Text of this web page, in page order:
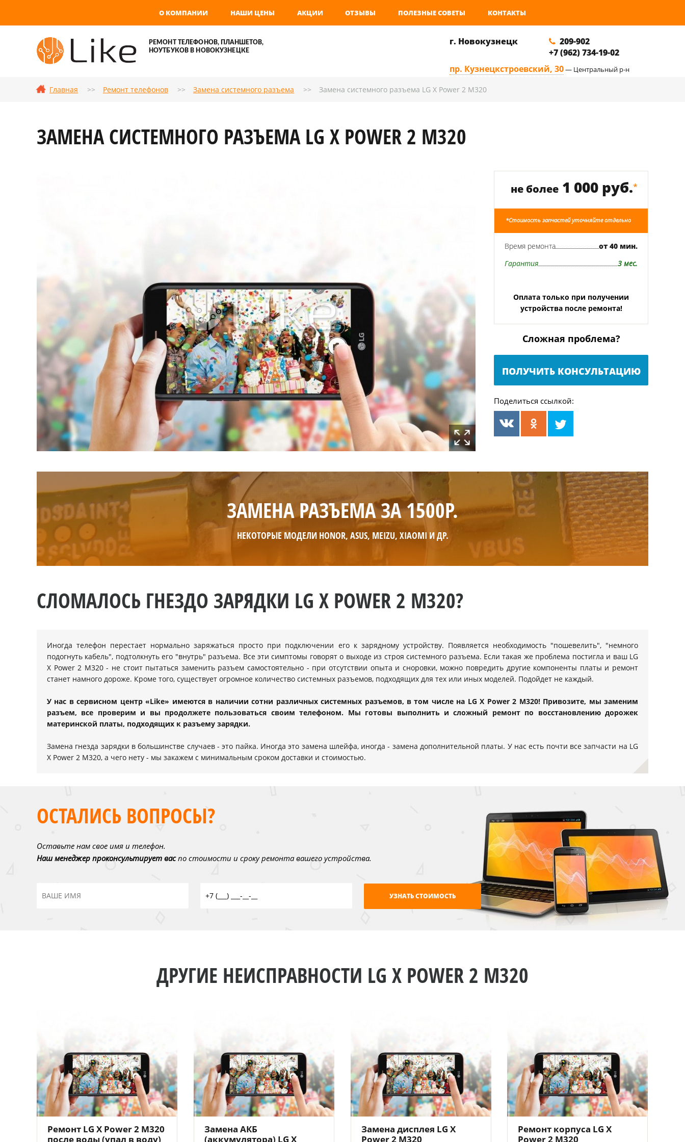
О КОМПАНИИ НАШИ ЦЕНЫ АКЦИИ ОТЗЫВЫ ПОЛЕЗНЫЕ СОВЕТЫ КОНТАКТЫ
РЕМОНТ ТЕЛЕФОНОВ, ПЛАНШЕТОВ,
НОУТБУКОВ В НОВОКУЗНЕЦКЕ
г. Новокузнецк
209-902
+7 (962) 734-19-02
пр. Кузнецкстроевский, 30— Центральный р-н
Главная Ремонт телефонов Замена системного разъема Замена системного разъема LG X Power 2 M320
ЗАМЕНА СИСТЕМНОГО РАЗЪЕМА LG X POWER 2 M320
не более 1 000 руб.*
*Стоимость запчастей уточняйте отдельно
Время ремонта
от 40 мин.
Гарантия
3 мес.
Оплата только при получении
устройства после ремонта!
Сложная проблема?
ПОЛУЧИТЬ КОНСУЛЬТАЦИЮ
Поделиться ссылкой:
ЗАМЕНА РАЗЪЕМА ЗА 1500Р.
НЕКОТОРЫЕ МОДЕЛИ HONOR, ASUS, MEIZU, XIAOMI И ДР.
СЛОМАЛОСЬ ГНЕЗДО ЗАРЯДКИ LG X POWER 2 M320?
Иногда телефон перестает нормально заряжаться просто при подключении его к зарядному устройству. Появляется необходимость "пошевелить", "немного
подогнуть кабель", подтолкнуть его "внутрь" разъема. Все эти симптомы говорят о выходе из строя системного разъема. Если такая же проблема постигла и ваш LG
X Power 2 M320 - не стоит пытаться заменить разъем самостоятельно - при отсутствии опыта и сноровки, можно повредить другие компоненты платы и ремонт
станет намного дороже. Кроме того, существует огромное количество системных разъемов, подходящих для тех или иных моделей. Подойдет не каждый.
У нас в сервисном центр «Like» имеются в наличии сотни различных системных разъемов, в том числе на LG X Power 2 M320! Привозите, мы заменим
разъем, все проверим и вы продолжете пользоваться своим телефоном. Мы готовы выполнить и сложный ремонт по восстановлению дорожек
материнской платы, подходящих к разъему зарядки.
Замена гнезда зарядки в большинстве случаев - это пайка. Иногда это замена шлейфа, иногда - замена дополнительной платы. У нас есть почти все запчасти на LG
X Power 2 M320, а чего нету - мы закажем с минимальным сроком доставки и стоимостью.
ОСТАЛИСЬ ВОПРОСЫ?
Оставьте нам свое имя и телефон.
Наш менеджер проконсультирует васпо стоимости и сроку ремонта вашего устройства.
ДРУГИЕ НЕИСПРАВНОСТИ LG X POWER 2 M320
Ремонт LG X Power 2 M320
после воды (упал в воду)
Замена АКБ
(аккумулятора) LG X
Замена дисплея LG X
Power 2 M320
Ремонт корпуса LG X
Power 2 M320